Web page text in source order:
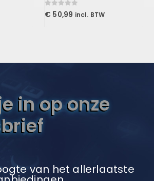
0out of 5
€ 50,99 incl. BTW
in op onze
van het allerlaatste